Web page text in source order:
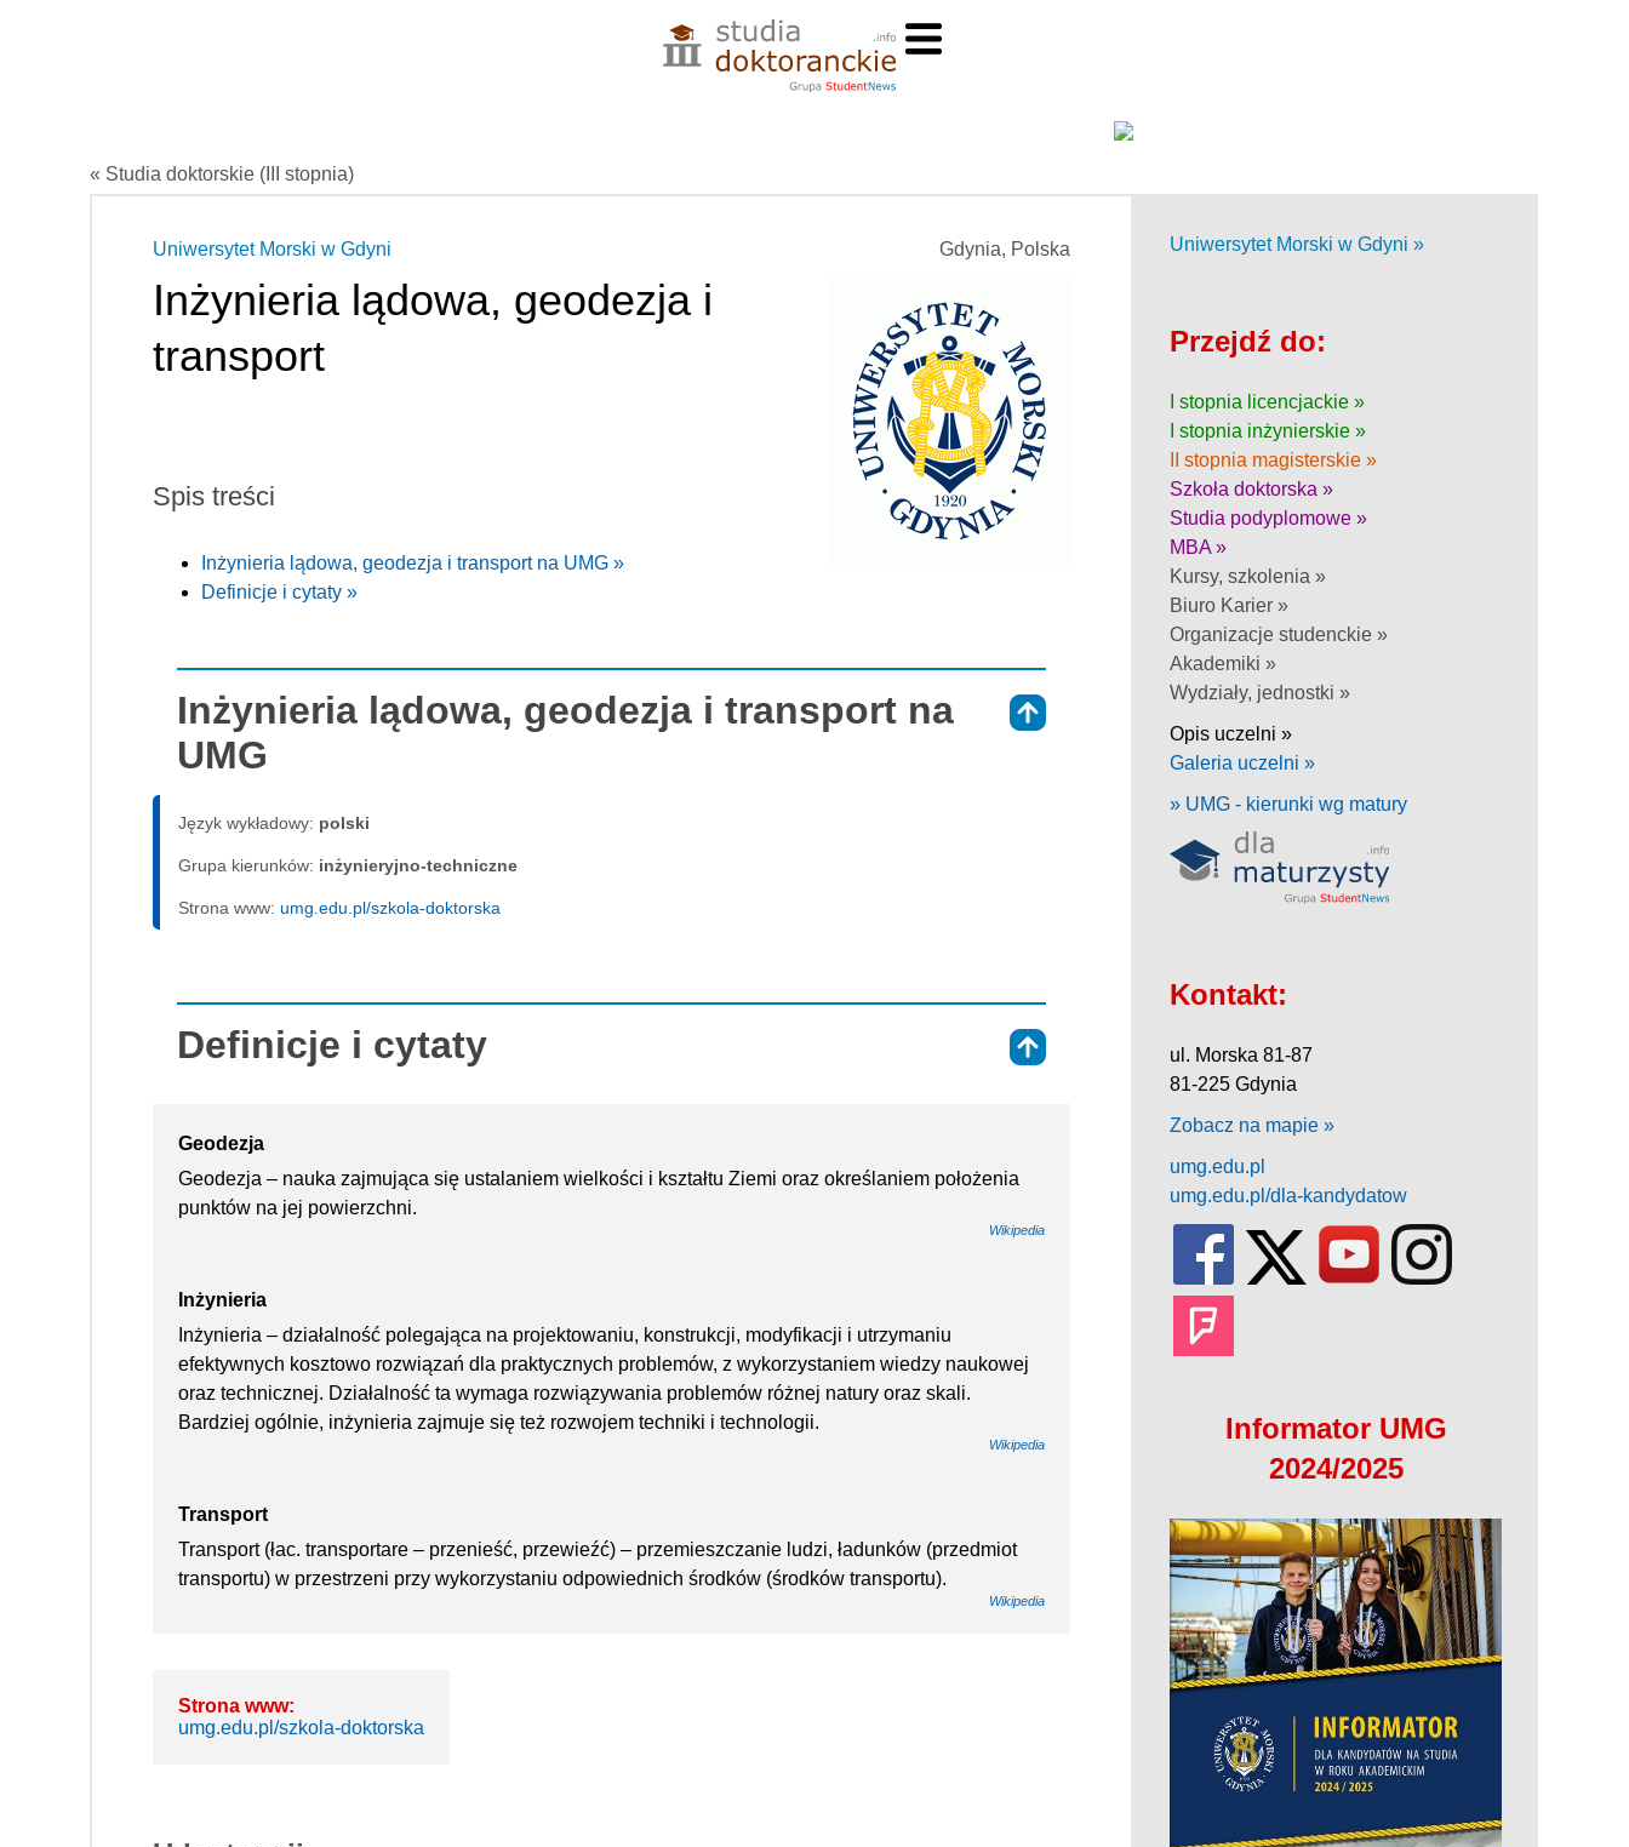
« Studia doktorskie (III stopnia)
Gdynia, Polska
Uniwersytet Morski w Gdyni
Inżynieria lądowa, geodezja i
transport
Spis treści
Inżynieria lądowa, geodezja i transport na UMG »
Definicje i cytaty »
Inżynieria lądowa, geodezja i transport na
UMG
Język wykładowy: polski
Grupa kierunków: inżynieryjno-techniczne
Strona www: umg.edu.pl/szkola-doktorska
Definicje i cytaty
Geodezja
Geodezja – nauka zajmująca się ustalaniem wielkości i kształtu Ziemi oraz określaniem położenia
punktów na jej powierzchni.
Wikipedia
Inżynieria
Inżynieria – działalność polegająca na projektowaniu, konstrukcji, modyfikacji i utrzymaniu
efektywnych kosztowo rozwiązań dla praktycznych problemów, z wykorzystaniem wiedzy naukowej
oraz technicznej. Działalność ta wymaga rozwiązywania problemów różnej natury oraz skali.
Bardziej ogólnie, inżynieria zajmuje się też rozwojem techniki i technologii.
Wikipedia
Transport
Transport (łac. transportare – przenieść, przewieźć) – przemieszczanie ludzi, ładunków (przedmiot
transportu) w przestrzeni przy wykorzystaniu odpowiednich środków (środków transportu).
Wikipedia
Strona www:
umg.edu.pl/szkola-doktorska
Uniwersytet Morski w Gdyni »
Przejdź do:
I stopnia licencjackie »
I stopnia inżynierskie »
II stopnia magisterskie »
Szkoła doktorska »
Studia podyplomowe »
MBA »
Kursy, szkolenia »
Biuro Karier »
Organizacje studenckie »
Akademiki »
Wydziały, jednostki »
Opis uczelni »
Galeria uczelni »
» UMG - kierunki wg matury
Kontakt:
ul. Morska 81-87
81-225 Gdynia
Zobacz na mapie »
umg.edu.pl
umg.edu.pl/dla-kandydatow
Informator UMG
2024/2025